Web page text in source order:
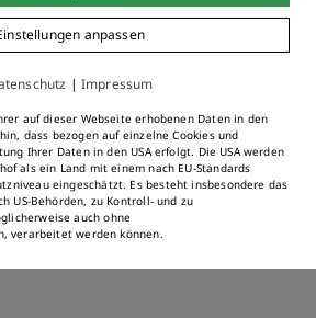
326
anpassen
| Impressum
auf dieser Webseite erhobenen Daten in den
dass bezogen auf einzelne Cookies und
Ihrer Daten in den USA erfolgt. Die USA werden
als ein Land mit einem nach EU-Standards
eingeschätzt. Es besteht insbesondere das
US-Behörden, zu Kontroll- und zu
auch ohne
verarbeitet werden können.